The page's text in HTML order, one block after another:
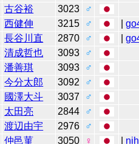
古谷裕 3023
♂
西健伸 3215 ♂ |
長谷川直 2870 ♂ |
清成哲也 3093
♂
潘善琪 3093
♂
今分太郎 3092
♂
國澤大斗 3037
♂
太田亮 2844
♂
渡辺由宇 2976
♂
仲邑菫 3050 ♀